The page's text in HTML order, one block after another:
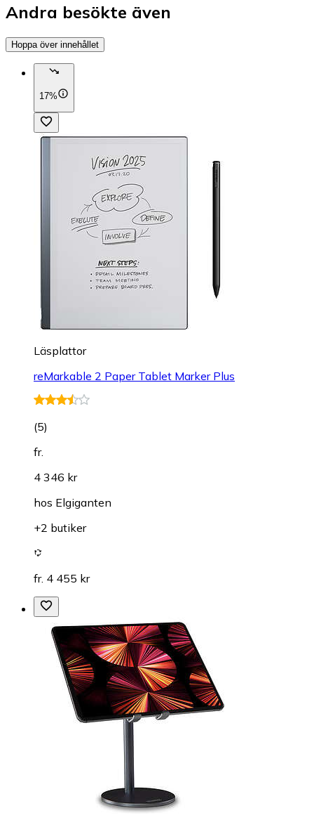
Andra besökte även
Hoppa över innehållet
17%
Läsplattor
reMarkable 2 Paper Tablet Marker Plus
(5)
fr.
4 346 kr
hos Elgiganten
+2 butiker
fr. 4 455 kr